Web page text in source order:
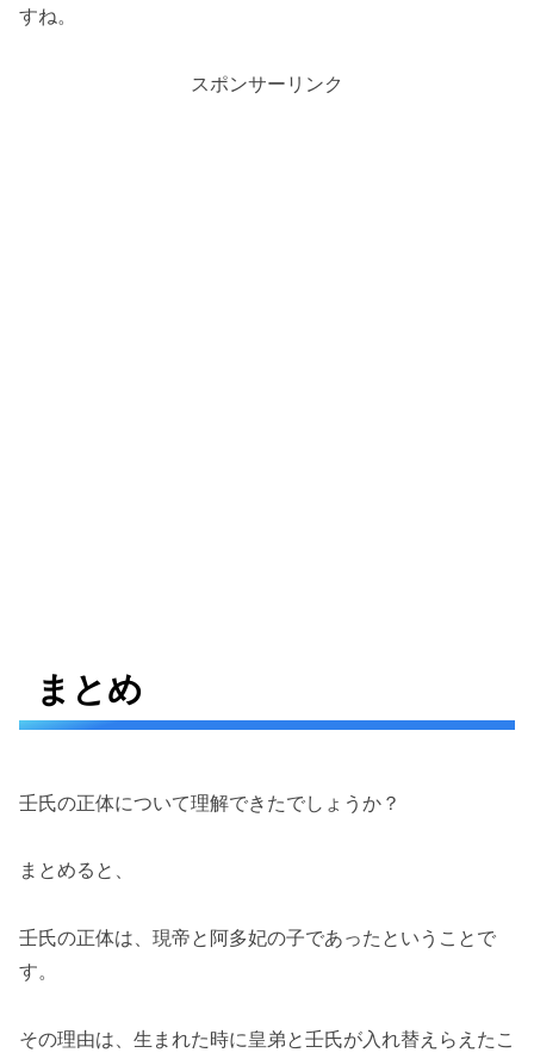
すね。
スポンサーリンク
まとめ
壬氏の正体について理解できたでしょうか？
まとめると、
壬氏の正体は、現帝と阿多妃の子であったということで
す。
その理由は、生まれた時に皇弟と壬氏が入れ替えらえたこ